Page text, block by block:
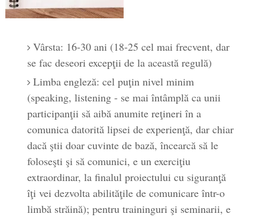
Vârsta: 16-30 ani (18-25 cel mai frecvent, dar
se fac deseori excepţii de la această regulă)
Limba engleză: cel puţin nivel minim
(speaking, listening - se mai întâmplă ca unii
participanţii să aibă anumite reţineri în a
comunica datorită lipsei de experienţă, dar chiar
dacă ştii doar cuvinte de bază, încearcă să le
foloseşti şi să comunici, e un exerciţiu
extraordinar, la finalul proiectului cu siguranţă
îţi vei dezvolta abilităţile de comunicare într-o
limbă străină); pentru traininguri şi seminarii, e